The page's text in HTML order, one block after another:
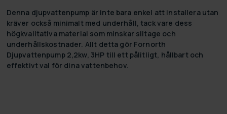
Denna djupvattenpump är inte bara enkel att installera utan
kräver också minimalt med underhåll, tack vare dess
högkvalitativa material som minskar slitage och
underhållskostnader. Allt detta gör Fornorth
Djupvattenpump 2,2kw, 3HP till ett pålitligt, hållbart och
effektivt val för dina vattenbehov.